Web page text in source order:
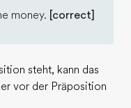
money. [correct]
steht, kann das
vor der Präposition